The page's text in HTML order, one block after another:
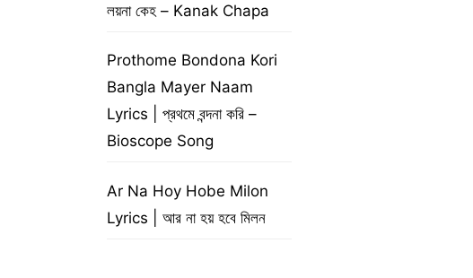
লয়না কেহ – Kanak Chapa
Prothome Bondona Kori
Bangla Mayer Naam
Lyrics | প্রথমে বন্দনা করি –
Bioscope Song
Ar Na Hoy Hobe Milon
Lyrics | আর না হয় হবে মিলন